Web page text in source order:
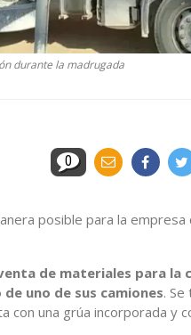
durante la madrugada
0
posible para la empresa
de materiales para la
uno de sus camiones.
con una grúa incorporada y